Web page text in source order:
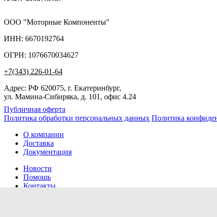
ООО "Моторные Компоненты"
ИНН: 6670192764
ОГРН: 1076670034627
+7(343) 226-01-64
Адрес: РФ 620075, г. Екатеринбург,
ул. Мамина-Сибиряка, д. 101, офис 4.24
Публичная оферта
Политика обработки персональных данных Политика
О компании
Доставка
Документация
Новости
Помощь
Контакты